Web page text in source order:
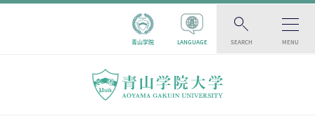
青山学院 LANGUAGE SEARCH MENU